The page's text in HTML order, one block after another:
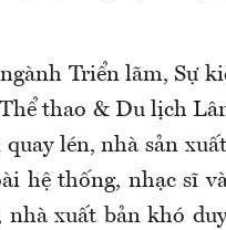
Triển lãm, Sự
thao & Du lịch
lén, nhà sản
hệ thống, nhạc sĩ
nhà xuất bản khó